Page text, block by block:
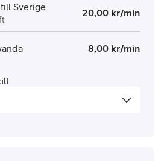
Sverige
20,00 kr/min
8,00 kr/min